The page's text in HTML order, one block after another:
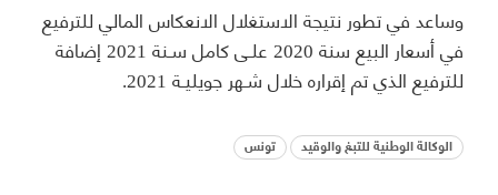
وساعد في تطور نتيجة الاستغلال الانعكاس المالي للترفيع
في أسعار البيع سنة 2020 علـى كامل سـنة 2021 إضافة
للترفيع الذي تم إقراره خلال شـهر جويليـة 2021.
الوكالة الوطنية للتبغ والوقيد تونس